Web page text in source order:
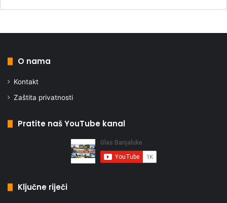
O nama
Kontakt
Zaštita privatnosti
Pratite naš YouTube kanal
Ključne riječi